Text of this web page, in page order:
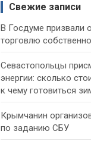
Свежие записи
В Госдуме призвали
торговлю
Севастопольцы
энергии: сколько
к чему готовиться
Крымчанин
по заданию СБУ